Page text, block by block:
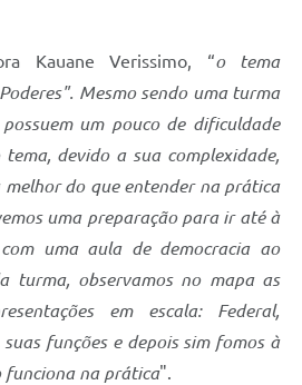
Kauane Verissimo, “o tema
Mesmo sendo uma turma
um pouco de dificuldade
devido a sua complexidade,
do que entender na prática
uma preparação para ir até à
uma aula de democracia ao
turma, observamos no mapa as
em escala: Federal,
funções e depois sim fomos à
funciona na prática".